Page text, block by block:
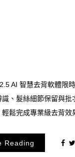
AI 智慧去背軟體限
、髮絲細節保留與批
鬆完成專業級去背效
Reading